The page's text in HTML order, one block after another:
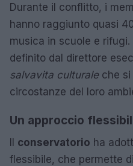
Durante il conflitto, i
hanno raggiunto quasi
musica in scuole e
definito dal direttore
salvavita culturaleche si
circostanze del loro
Un approccio
Il conservatorio ha
flessibile, che permette